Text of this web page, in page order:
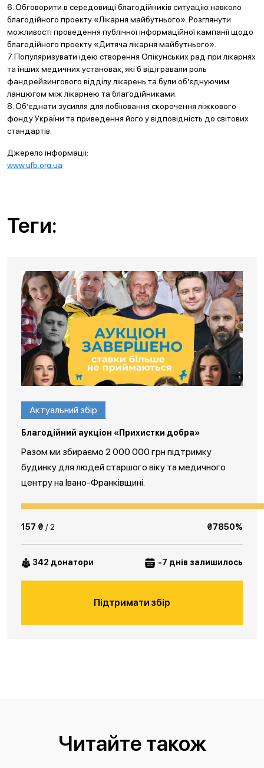
6. Обговорити в середовищі благодійників ситуацію навколо
благодійного проекту «Лікарня майбутнього». Розглянути
можливості проведення публічної інформаційної кампанії щодо
благодійного проекту «Дитяча лікарня майбутнього».
7. Популяризувати ідею створення Опікунських рад при лікарнях
та інших медичних установах, які б відігравали роль
фандрейзингового відділу лікарень та були об’єднуючим
ланцюгом між лікарнею та благодійниками.
8. Об’єднати зусилля для лобіювання скорочення ліжкового
фонду України та приведення його у відповідність до світових
стандартів.
Джерело інформації:
www.ufb.org.ua
Теги:
Актуальний збір
Благодійний аукціон «Прихистки добра»
Разом ми збираємо 2 000 000 грн підтримку
будинку для людей старшого віку та медичного
центру на Івано-Франківщині.
157 ₴ / 2 ₴7850%
342 донатори -7 днів залишилось
Підтримати збір
Читайте також